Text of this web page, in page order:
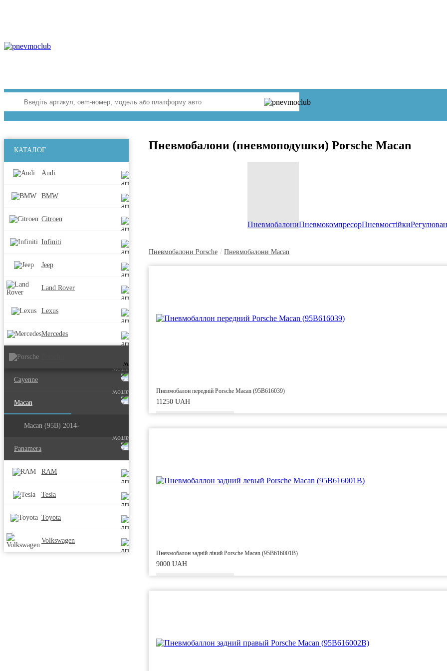
КАТАЛОГ
Audi
BMW
Citroen
Infiniti
Jeep
Land Rover
Lexus
Mercedes
Cayenne
Macan
Macan (95B) 2014-
Panamera
RAM
Tesla
Toyota
Volkswagen
Пневмобалони (пневмоподушки) Porsche Macan
ПневмобалониПневмокомпресорПневмостійки
Пневмобалони Porsche / Пневмобалони Macan
Пневмобалон передній Porsche Macan (95B616039)
11250 UAH
Пневмобалон задній лівий Porsche Macan (95B616001B)
9000 UAH